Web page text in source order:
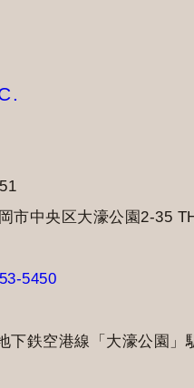
市中央区大濠公園2-35
5450
下鉄空港線「大濠公園」